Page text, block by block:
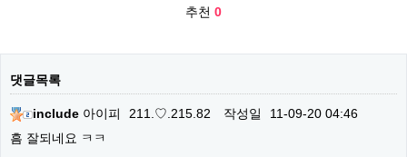
추천 0
댓글목록
include 아이피 211.♡.215.82 작성일
11-09-20 04:46
흠 잘되네요 ㅋㅋ